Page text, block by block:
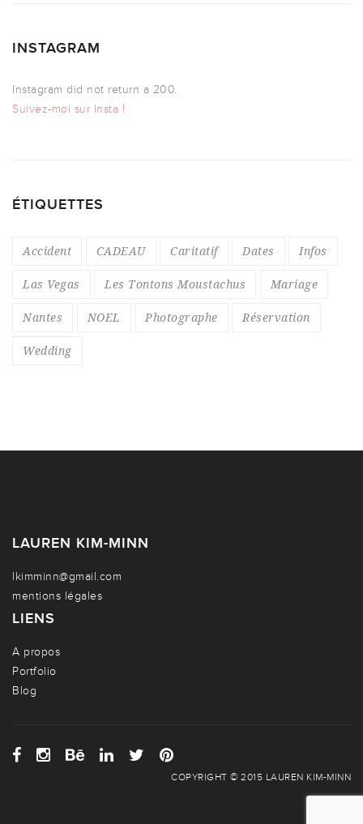
INSTAGRAM
Instagram did not return a 200.
Suivez-moi sur Insta !
ÉTIQUETTES
Accident CADEAU Caritatif Dates Infos
Las Vegas Les Tontons Moustachus Mariage
Nantes NOEL Photographe Réservation
Wedding
LAUREN KIM-MINN
lkimminn@gmail.com
mentions légales
LIENS
A propos
Portfolio
Blog
COPYRIGHT © 2015 LAUREN KIM-MINN